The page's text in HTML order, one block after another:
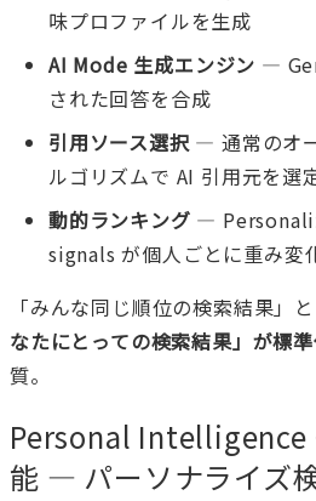
味プロファイルを生成
AI Mode 生成エンジン —
された回答を合成
引用ソース選択 — 通常のオ
ルゴリズムで AI 引用元を選
動的ランキング —
signals が個人ごとに重み変
「みんな同じ順位の検索結果」
なたにとっての検索結果」が標
質。
Personal Intelligence
能 — パーソナライズ